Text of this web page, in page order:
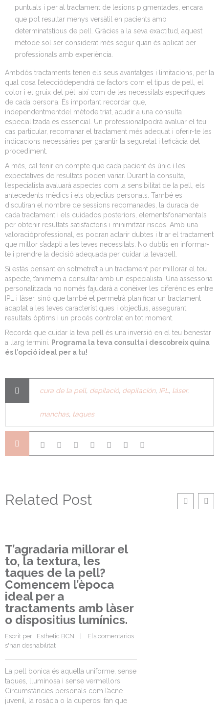
puntuals i per al tractament de lesions pigmentades, encara
que pot resultar menys versàtil en pacients amb
determinatstipus de pell. Gràcies a la seva exactitud, aquest
mètode sol ser considerat més segur quan és aplicat per
professionals amb experiència.
Ambdós tractaments tenen els seus avantatges i limitacions, per la
qual cosa l’elecciódependrà de factors com el tipus de pell, el
color i el gruix del pèl, així com de les necessitats específiques
de cada persona. És important recordar que,
independentmentdel mètode triat, acudir a una consulta
especialitzada és essencial. Un professionalpodrà avaluar el teu
cas particular, recomanar el tractament més adequat i oferir-te les
indicacions necessàries per garantir la seguretat i l’eficàcia del
procediment.
A més, cal tenir en compte que cada pacient és únic i les
expectatives de resultats poden variar. Durant la consulta,
l’especialista avaluarà aspectes com la sensibilitat de la pell, els
antecedents mèdics i els objectius personals. També es
discutiran el nombre de sessions recomanades, la durada de
cada tractament i els cuidados posteriors, elementsfonamentals
per obtenir resultats satisfactoris i minimitzar riscos. Amb una
valoracióprofessional, es podran aclarir dubtes i triar el tractament
que millor s’adapti a les teves necessitats. No dubtis en informar-
te i prendre la decisió adequada per cuidar la tevapell.
Si estàs pensant en sotmetre’t a un tractament per millorar el teu
aspecte, t’animem a consultar amb un especialista. Una assessoria
personalitzada no només t’ajudarà a conèixer les diferències entre
IPL i làser, sinó que també et permetrà planificar un tractament
adaptat a les teves característiques i objectius, assegurant
resultats òptims i un procés controlat en tot moment.
Recorda que cuidar la teva pell és una inversió en el teu benestar
a llarg termini.
Programa la teva consulta i descobreix quina
és l’opció ideal per a tu!
cura de la pell, depilació, depilación, IPL láser,
manchas, taques
Related Post
T’agradaria millorar el
to, la textura, les
taques de la pell?
Comencem l’època
ideal per a
tractaments amb làser
o dispositius lumínics.
Escrit per: Esthetic BCN
Els comentarios
s'han deshabilitat
La pell bonica és aquella uniforme, sense
taques, lluminosa i sense vermellors.
Circumstàncies personals com l’acne
juvenil, la rosàcia o la cuperosi fan que